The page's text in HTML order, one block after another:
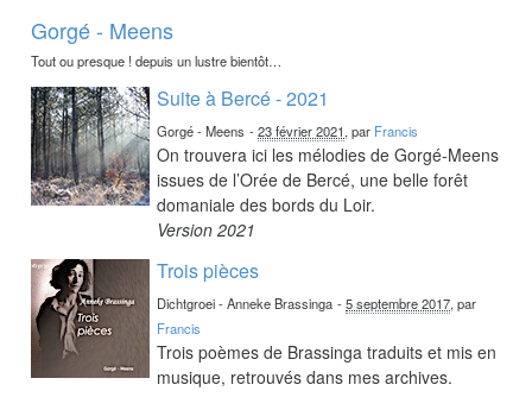
Gorgé - Meens
Tout ou presque ! depuis un lustre bientôt…
Suite à Bercé - 2021
Gorgé - Meens -23 février 2021, par Francis
On trouvera ici les mélodies de Gorgé-Meens
issues de l’Orée de Bercé, une belle forêt
domaniale des bords du Loir.
Version 2021
Trois pièces
Dichtgroei - Anneke Brassinga -5 septembre 2017, par
Francis
Trois poèmes de Brassinga traduits et mis en
musique, retrouvés dans mes archives.